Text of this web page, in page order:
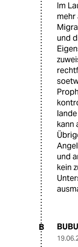
Im
mehr
und
kann
und
kein
B BUBU